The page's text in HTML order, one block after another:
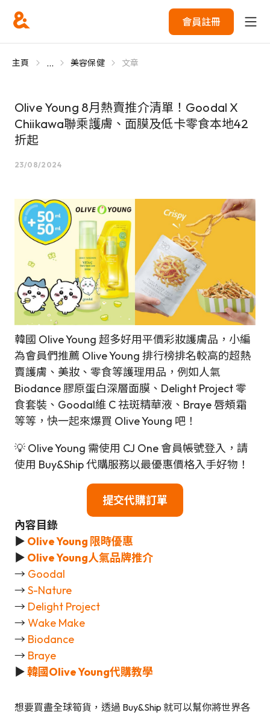
會員註冊
主頁 ... 美容保健 文章
Olive Young 8月熱賣推介清單！Goodal X
Chiikawa聯乘護膚、面膜及低卡零食本地42
折起
23/08/2024
韓國 Olive Young 超多好用平價彩妝護膚品，小編
為會員們推薦 Olive Young 排行榜排名較高的超熱
賣護膚、美妝、零食等護理用品，例如人氣
Biodance 膠原蛋白深層面膜、Delight Project 零
食套裝、Goodal維 C 祛斑精華液、Braye 唇頰霜
等等，快一起來爆買 Olive Young 吧！
💡 Olive Young 需使用 CJ One 會員帳號登入，請
使用 Buy&Ship 代購服務以最優惠價格入手好物！
提交代購訂單
內容目錄
▶ Olive Young 限時優惠
▶ Olive Young人氣品牌推介
→ Goodal
→ S-Nature
→ Delight Project
→ Wake Make
→ Biodance
→ Braye
▶韓國Olive Young代購教學
想要買盡全球筍貨，透過 Buy&Ship 就可以幫你將世界各